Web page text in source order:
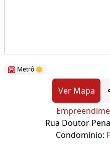
Metrô
Ver Mapa
Rua Doutor
Condomínio: